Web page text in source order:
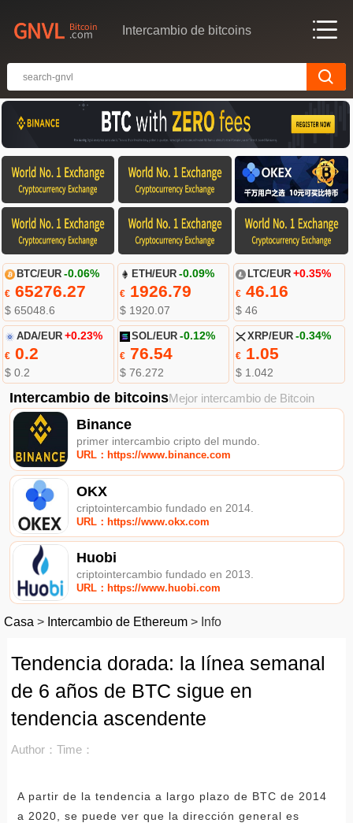
Intercambio de bitcoins
BTC/EUR -0.06%
€65276.27
$ 65048.6
ETH/EUR -0.09%
€ 1926.79
$ 1920.07
LTC/EUR +0.35%
€46.16
$ 46
ADA/EUR +0.23%
€0.2
$ 0.2
SOL/EUR -0.12%
€ 76.54
$ 76.272
XRP/EUR -0.34%
€1.05
$ 1.042
Intercambio de bitcoinsMejor intercambio de Bitcoin
Binance
primer intercambio cripto del mundo.
URL：https://www.binance.com
OKX
criptointercambio fundado en 2014.
URL：https://www.okx.com
Huobi
criptointercambio fundado en 2013.
URL：https://www.huobi.com
Casa > Intercambio de Ethereum > Info
Tendencia dorada: la línea semanal
de 6 años de BTC sigue en
tendencia ascendente
Author： Time：
A partir de la tendencia a largo plazo de BTC de 2014
a 2020, se puede ver que la dirección general es